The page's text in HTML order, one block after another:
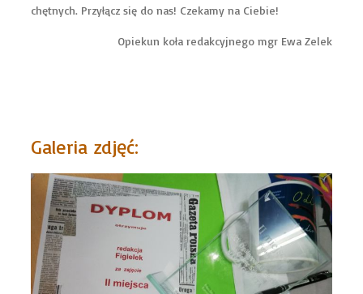
chętnych. Przyłącz się do nas! Czekamy na Ciebie!
Opiekun koła redakcyjnego mgr Ewa Zelek
Galeria zdjęć: